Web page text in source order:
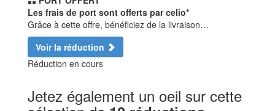
Les frais de port sont offerts par celio*
Grâce à cette offre, bénéficiez de la livraison…
Voir la réduction
Réduction en cours
Jetez également un oeil sur cette